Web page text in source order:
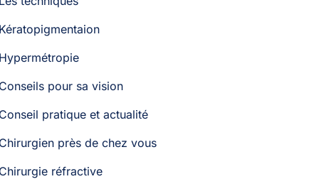
pour sa vision
pratique et actualité
près de chez vous
réfractive